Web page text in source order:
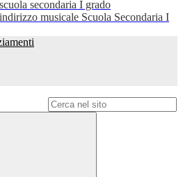
secondaria I grado
musicale Scuola Secondaria I